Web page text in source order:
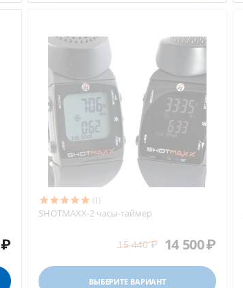
₽
(1)
SHOTMAXX-2 часы-таймер
15 440 ₽ 14 500₽
ВЫБЕРИТЕ ВАРИАНТ